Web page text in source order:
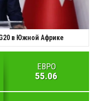
в Южной Африке
ЕВРО
55.06